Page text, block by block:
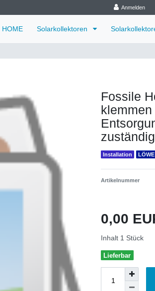
Anmelden
HOME Solarkollektoren
Fossile
Installation
Artikelnummer
0,00
Inhalt 1 Stück
Lieferbar